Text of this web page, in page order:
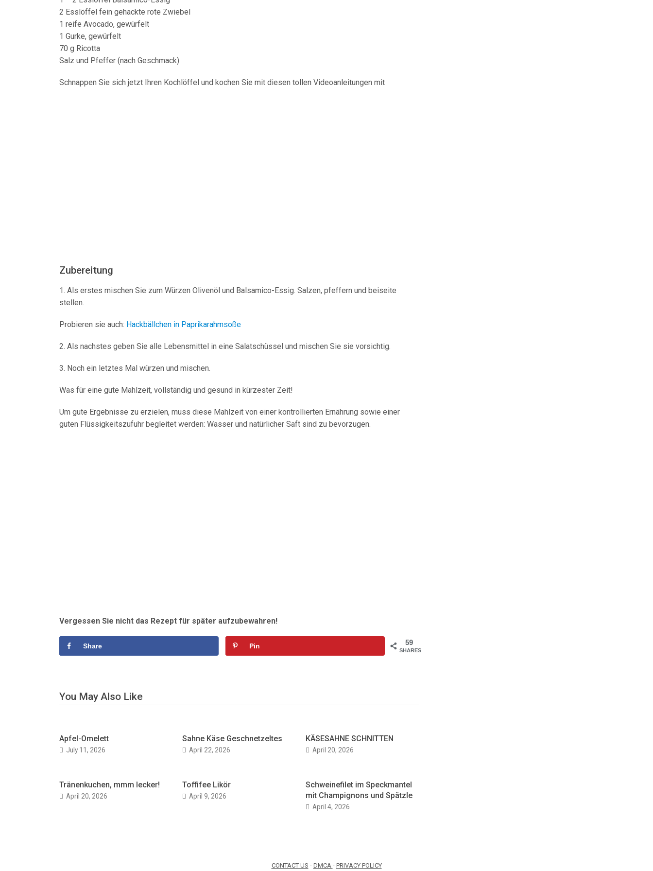
2 Esslöffel fein gehackte rote Zwiebel
1 reife Avocado, gewürfelt
1 Gurke, gewürfelt
70 g Ricotta
Salz und Pfeffer (nach Geschmack)
Schnappen Sie sich jetzt Ihren Kochlöffel und kochen Sie mit diesen tollen Videoanleitungen mit
Zubereitung
1. Als erstes mischen Sie zum Würzen Olivenöl und Balsamico-Essig. Salzen, pfeffern und beiseite
stellen.
Probieren sie auch: Hackbällchen in Paprikarahmsoße
2. Als nachstes geben Sie alle Lebensmittel in eine Salatschüssel und mischen Sie sie vorsichtig.
3. Noch ein letztes Mal würzen und mischen.
Was für eine gute Mahlzeit, vollständig und gesund in kürzester Zeit!
Um gute Ergebnisse zu erzielen, muss diese Mahlzeit von einer kontrollierten Ernährung sowie einer
guten Flüssigkeitszufuhr begleitet werden: Wasser und natürlicher Saft sind zu bevorzugen.
Vergessen Sie nicht das Rezept für später aufzubewahren!
59
SHARES
Share Pin
You May Also Like
Apfel-Omelett
July 11, 2026
Sahne Käse Geschnetzeltes
April 22, 2026
KÄSESAHNE SCHNITTEN
April 20, 2026
Tränenkuchen, mmm lecker!
April 20, 2026
Toffifee Likör
April 9, 2026
Schweinefilet im Speckmantel
mit Champignons und Spätzle
April 4, 2026
CONTACT US - DMCA - PRIVACY POLICY